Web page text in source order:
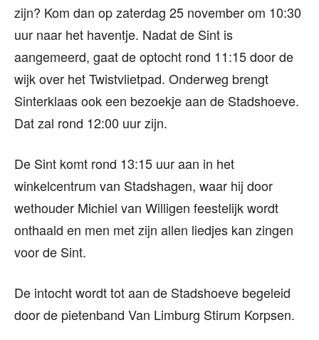
zijn? Kom dan op zaterdag 25 november om 10:30
uur naar het haventje. Nadat de Sint is
aangemeerd, gaat de optocht rond 11:15 door de
wijk over het Twistvlietpad. Onderweg brengt
Sinterklaas ook een bezoekje aan de Stadshoeve.
Dat zal rond 12:00 uur zijn.
De Sint komt rond 13:15 uur aan in het
winkelcentrum van Stadshagen, waar hij door
wethouder Michiel van Willigen feestelijk wordt
onthaald en men met zijn allen liedjes kan zingen
voor de Sint.
De intocht wordt tot aan de Stadshoeve begeleid
door de pietenband Van Limburg Stirum Korpsen.